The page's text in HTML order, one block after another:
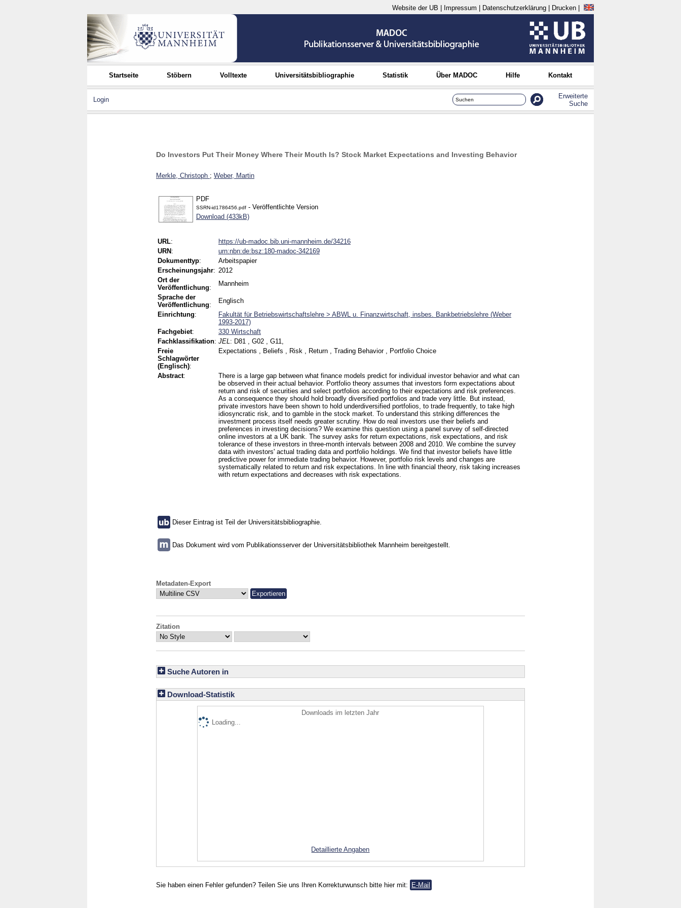
Website der UB Impressum Datenschutzerklärung Drucken
Startseite Stöbern Volltexte Universitätsbibliographie Statistik Über MADOC Hilfe Kontakt
Login
Erweiterte
Suche
Do Investors Put Their Money Where Their Mouth Is? Stock Market Expectations and Investing Behavior
Merkle, Christoph ; Weber, Martin
PDF
SSRN-id1786456.pdf - Veröffentlichte Version
Download (433kB)
URL:
https://ub-madoc.bib.uni-mannheim.de/34216
URN :
urn:nbn:de:bsz:180-madoc-342169
Dokumenttyp:
Arbeitspapier
Erscheinungsjahr: 2012
Ort der
Veröffentlichung:
Mannheim
Sprache der
Veröffentlichung:
Englisch
Einrichtung:
Fakultät für Betriebswirtschaftslehre > ABWL u. Finanzwirtschaft, insbes. Bankbetriebslehre (Weber
1993-2017)
Fachgebiet:
330 Wirtschaft
Fachklassifikation: JEL: D81 , G02 , G11,
Freie
Schlagwörter
(Englisch):
Expectations , Beliefs , Risk , Return , Trading Behavior , Portfolio Choice
Abstract:
There is a large gap between what finance models predict for individual investor behavior and what can
be observed in their actual behavior. Portfolio theory assumes that investors form expectations about
return and risk of securities and select portfolios according to their expectations and risk preferences.
As a consequence they should hold broadly diversified portfolios and trade very little. But instead,
private investors have been shown to hold underdiversified portfolios, to trade frequently, to take high
idiosyncratic risk, and to gamble in the stock market. To understand this striking differences the
investment process itself needs greater scrutiny. How do real investors use their beliefs and
preferences in investing decisions? We examine this question using a panel survey of self-directed
online investors at a UK bank. The survey asks for return expectations, risk expectations, and risk
tolerance of these investors in three-month intervals between 2008 and 2010. We combine the survey
data with investors' actual trading data and portfolio holdings. We find that investor beliefs have little
predictive power for immediate trading behavior. However, portfolio risk levels and changes are
systematically related to return and risk expectations. In line with financial theory, risk taking increases
with return expectations and decreases with risk expectations.
Dieser Eintrag ist Teil der Universitätsbibliographie.
Das Dokument wird vom Publikationsserver der Universitätsbibliothek Mannheim bereitgestellt.
Metadaten-Export
Zitation
Suche Autoren in
Download-Statistik
Downloads im letzten Jahr
Loading...
Detaillierte Angaben
Sie haben einen Fehler gefunden? Teilen Sie uns Ihren Korrekturwunsch bitte hier mit: E-Mail